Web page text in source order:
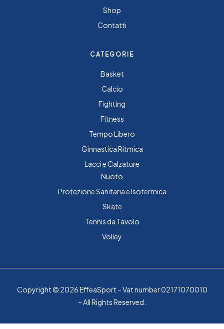
Shop
Contatti
CATEGORIE
Basket
Calcio
Fighting
Fitness
Tempo Libero
Ginnastica Ritmica
Lacci e Calzature
Nuoto
Protezione Sanitaria e Isotermica
Skate
Tennis da Tavolo
Volley
Copyright © 2026 EffeaSport – Vat number 02171070010
– All Rights Reserved.